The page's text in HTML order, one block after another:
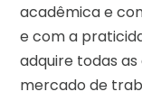
acadêmica e
e com a
adquire todas
mercado de